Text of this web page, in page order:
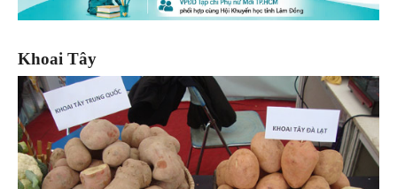
Khoai Tây